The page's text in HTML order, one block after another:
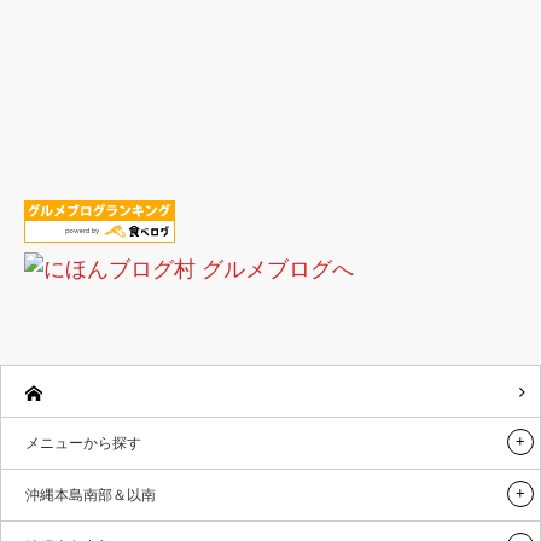
メニューから探す
沖縄本島南部＆以南